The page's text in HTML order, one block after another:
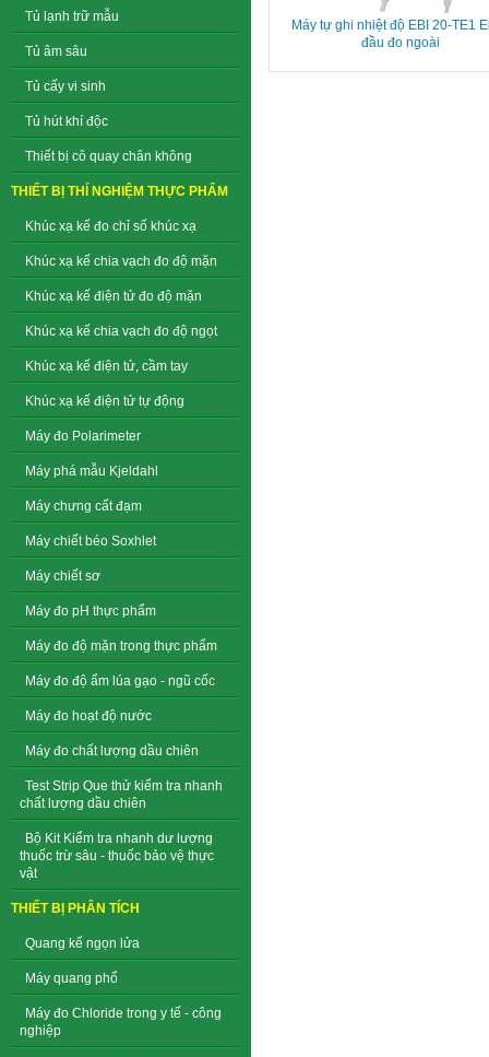
Tủ lạnh trữ mẫu
Tủ âm sâu
Tủ cấy vi sinh
Tủ hút khí độc
Thiết bị cô quay chân không
THIẾT BỊ THÍ NGHIỆM THỰC PHẨM
Khúc xạ kế đo chỉ số khúc xạ
Khúc xạ kế chia vạch đo độ mặn
Khúc xạ kế điện tử đo độ mặn
Khúc xạ kế chia vạch đo độ ngọt
Khúc xạ kế điện tử, cầm tay
Khúc xạ kế điện tử tự động
Máy đo Polarimeter
Máy phá mẫu Kjeldahl
Máy chưng cất đạm
Máy chiết béo Soxhlet
Máy chiết sơ
Máy đo pH thực phẩm
Máy đo độ mặn trong thực phẩm
Máy đo độ ẩm lúa gạo - ngũ cốc
Máy đo hoạt độ nước
Máy đo chất lượng dầu chiên
Test Strip Que thử kiểm tra nhanh
chất lượng dầu chiên
Bộ Kit Kiểm tra nhanh dư lượng
thuốc trừ sâu - thuốc bảo vệ thực
vật
THIẾT BỊ PHÂN TÍCH
Quang kế ngọn lửa
Máy quang phổ
Máy đo Chloride trong y tế - công
nghiệp
Máy tự ghi nhiệt độ EBI 20-TE1
đầu đo ngoài